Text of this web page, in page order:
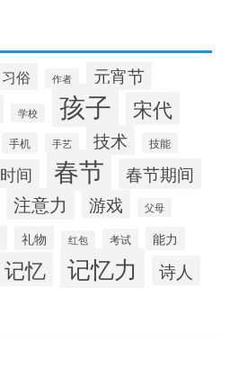
习俗 作者 元宵节
学校 孩子 宋代
手机 手艺 技术 技能
时间 春节 春节期间
注意力 游戏 父母
礼物 红包 考试 能力
记忆 记忆力 诗人